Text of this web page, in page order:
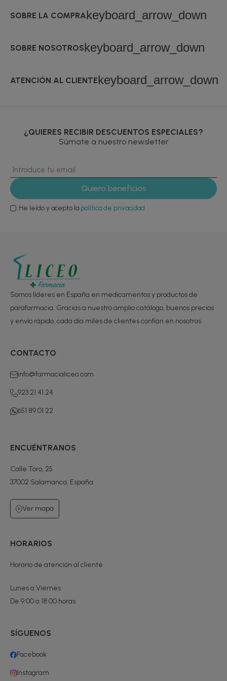
SOBRE LA COMPRAkeyboard_arrow_down
SOBRE NOSOTROSkeyboard_arrow_down
ATENCIÓN AL CLIENTEkeyboard_arrow_down
¿QUIERES RECIBIR DESCUENTOS ESPECIALES?
Súmate a nuestro newsletter
He leído y acepto la política de privacidad
Somos líderes en España en medicamentos y productos de
parafarmacia. Gracias a nuestro amplio catálogo, buenos precios
y envío rápido, cada día miles de clientes confían en nosotros.
CONTACTO
info@farmacialiceo.com
923 21 41 24
651 89 01 22
ENCUÉNTRANOS
Calle Toro, 25
37002 Salamanca, España
Ver mapa
HORARIOS
Horario de atención al cliente
Lunes a Viernes
De 9:00 a 18:00 horas
SÍGUENOS
Facebook
Instagram